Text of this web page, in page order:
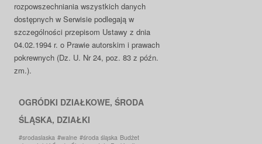
rozpowszechniania wszystkich danych
dostępnych w Serwisie podlegają w
szczególności przepisom Ustawy z dnia
04.02.1994 r. o Prawie autorskim i prawach
pokrewnych (Dz. U. Nr 24, poz. 83 z późn.
zm.).
OGRÓDKI DZIAŁKOWE, ŚRODA
ŚLĄSKA, DZIAŁKI
#srodaslaska #walne #środa śląska Budżet